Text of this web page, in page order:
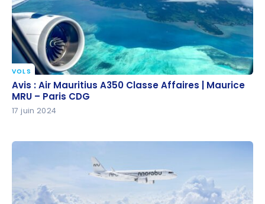
Avis : Air Mauritius A350 Classe Affaires | Maurice
MRU – Paris CDG
VOLS
Avis : Air Mauritius A350 Classe Affaires | Maurice
MRU – Paris CDG
17 juin 2024